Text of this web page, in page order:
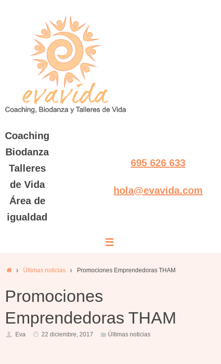
Coaching
Biodanza
Talleres
de Vida
Área de
igualdad
695 626 633
hola@evavida.com
InicioÚltimas noticias Promociones Emprendedoras THAM
Promociones
Emprendedoras THAM
Eva 22 diciembre, 2017 Últimas noticias